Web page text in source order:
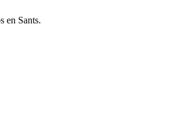
en Sants.